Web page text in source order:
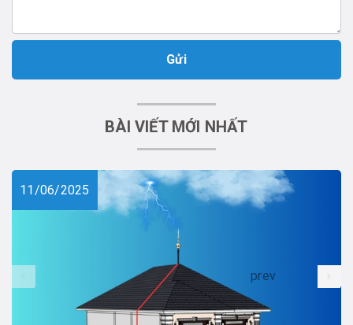
Gửi
BÀI VIẾT MỚI NHẤT
11/06/2025
prev